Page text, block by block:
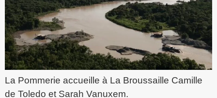
La Pommerie accueille à La Broussaille Camille
de Toledo et Sarah Vanuxem.